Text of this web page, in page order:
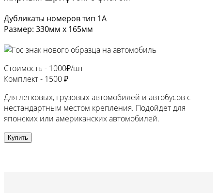
Дубликаты номеров тип 1А
Размер: 330мм х 165мм
Стоимость - 1000₽/шт
Комплект - 1500 ₽
Для легковых, грузовых автомобилей и автобусов с
нестандартным местом крепления. Подойдет для
японских или американских автомобилей.
Купить